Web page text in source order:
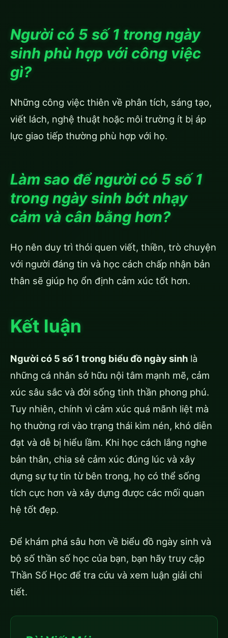
Người có 5 số 1 trong ngày
sinh phù hợp với công việc
gì?
Những công việc thiên về phân tích, sáng tạo,
viết lách, nghệ thuật hoặc môi trường ít bị áp
lực giao tiếp thường phù hợp với họ.
Làm sao để người có 5 số 1
trong ngày sinh bớt nhạy
cảm và cân bằng hơn?
Họ nên duy trì thói quen viết, thiền, trò chuyện
với người đáng tin và học cách chấp nhận bản
thân sẽ giúp họ ổn định cảm xúc tốt hơn.
Kết luận
Người có 5 số 1 trong biểu đồ ngày sinh là
những cá nhân sở hữu nội tâm mạnh mẽ, cảm
xúc sâu sắc và đời sống tinh thần phong phú.
Tuy nhiên, chính vì cảm xúc quá mãnh liệt mà
họ thường rơi vào trạng thái kìm nén, khó diễn
đạt và dễ bị hiểu lầm. Khi học cách lắng nghe
bản thân, chia sẻ cảm xúc đúng lúc và xây
dựng sự tự tin từ bên trong, họ có thể sống
tích cực hơn và xây dựng được các mối quan
hệ tốt đẹp.
Để khám phá sâu hơn về biểu đồ ngày sinh và
bộ số thần số học của bạn, bạn hãy truy cập
Thần Số Học để tra cứu và xem luận giải chi
tiết.